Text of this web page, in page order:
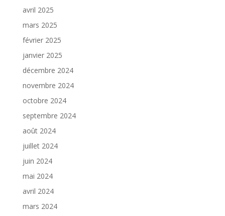
avril 2025
mars 2025
février 2025
janvier 2025
décembre 2024
novembre 2024
octobre 2024
septembre 2024
août 2024
juillet 2024
juin 2024
mai 2024
avril 2024
mars 2024